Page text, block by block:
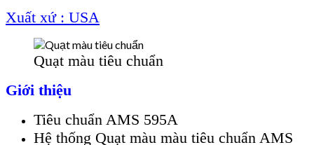
Xuất xứ : USA
Quạt màu tiêu chuẩn
Giới thiệu
Tiêu chuẩn AMS 595A
Hệ thống Quạt màu màu tiêu chuẩn AMS